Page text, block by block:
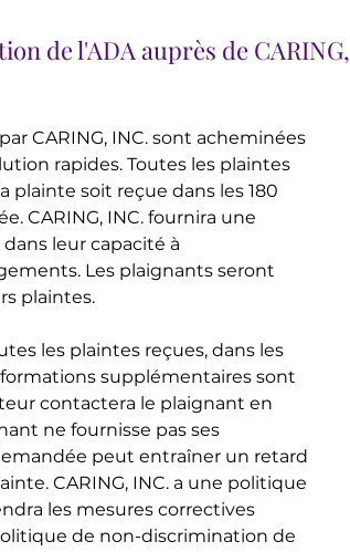
de l'ADA auprès de CARING,
CARING, INC. sont acheminées
rapides. Toutes les plaintes
soit reçue dans les 180
CARING, INC. fournira une
leur capacité à
Les plaignants seront
plaintes.
les plaintes reçues, dans les
supplémentaires sont
contactera le plaignant en
ne fournisse pas ses
peut entraîner un retard
CARING, INC. a une politique
les mesures correctives
de non-discrimination de